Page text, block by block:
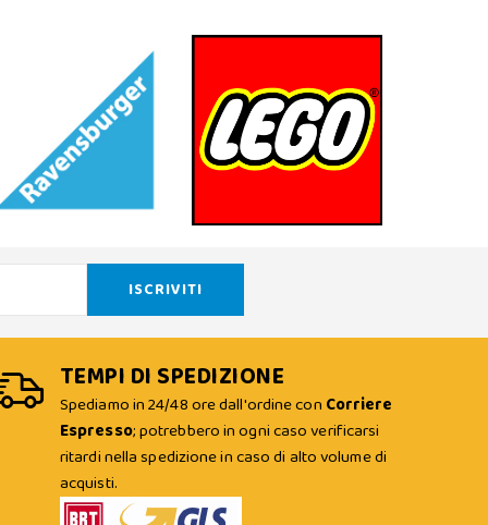
TEMPI DI SPEDIZIONE
Spediamo in 24/48 ore dall'ordine con Corriere
Espresso; potrebbero in ogni caso verificarsi
ritardi nella spedizione in caso di alto volume di
acquisti.